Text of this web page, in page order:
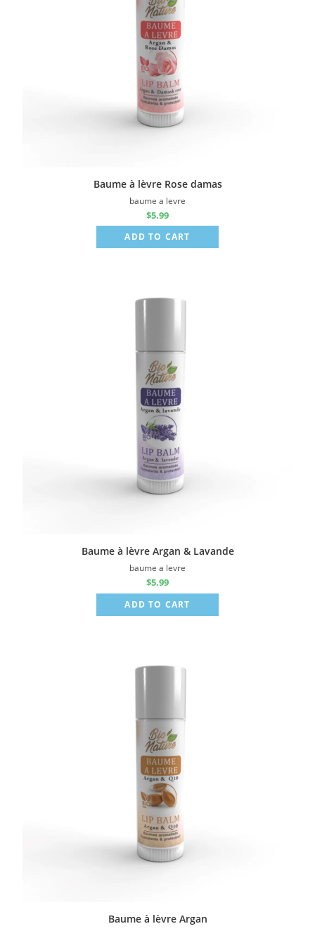
Baume à lèvre Rose damas
baume a levre
$5.99
ADD TO CART
Baume à lèvre Argan & Lavande
baume a levre
$5.99
ADD TO CART
Baume à lèvre Argan